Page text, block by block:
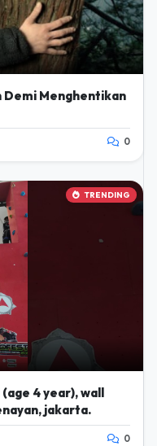
Demi Menghentikan
0
TRENDING
4 year), wall
jakarta.
0